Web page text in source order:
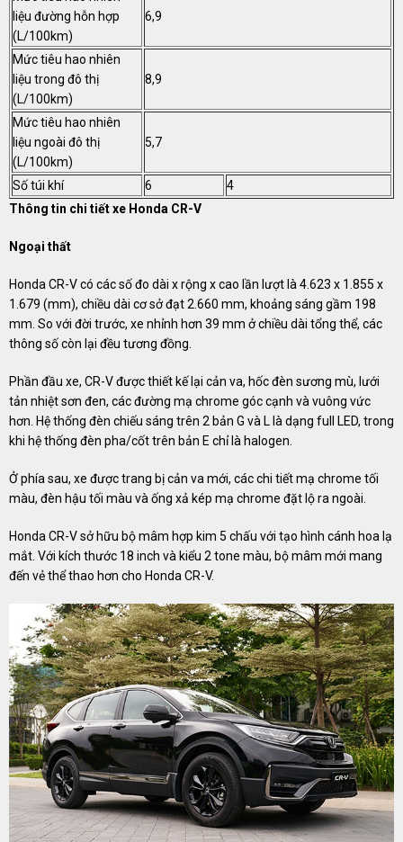
liệu đường hỗn hợp
(L/100km)
6,9
Mức tiêu hao nhiên
liệu trong đô thị
(L/100km)
8,9
Mức tiêu hao nhiên
liệu ngoài đô thị
(L/100km)
5,7
Số túi khí 6
4
Thông tin chi tiết xe Honda CR-V
Ngoại thất
Honda CR-V có các số đo dài x rộng x cao lần lượt là 4.623 x 1.855 x
1.679 (mm), chiều dài cơ sở đạt 2.660 mm, khoảng sáng gầm 198
mm. So với đời trước, xe nhỉnh hơn 39 mm ở chiều dài tổng thể, các
thông số còn lại đều tương đồng.
Phần đầu xe, CR-V được thiết kế lại cản va, hốc đèn sương mù, lưới
tản nhiệt sơn đen, các đường mạ chrome góc cạnh và vuông vức
hơn. Hệ thống đèn chiếu sáng trên 2 bản G và L là dạng full LED, trong
khi hệ thống đèn pha/cốt trên bản E chỉ là halogen.
Ở phía sau, xe được trang bị cản va mới, các chi tiết mạ chrome tối
màu, đèn hậu tối màu và ống xả kép mạ chrome đặt lộ ra ngoài.
Honda CR-V sở hữu bộ mâm hợp kim 5 chấu với tạo hình cánh hoa lạ
mắt. Với kích thước 18 inch và kiểu 2 tone màu, bộ mâm mới mang
đến vẻ thể thao hơn cho Honda CR-V.